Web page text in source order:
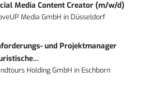
Media Content Creator (m/w/d)
Media GmbH in Düsseldorf
und Projektmanager
Holding GmbH in Eschborn